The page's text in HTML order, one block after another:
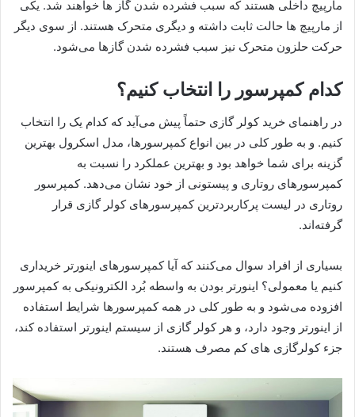
مارپیچ داخلی هستند که سبب فشرده شدن گاز ها خواهند شد. یکی
از مارپیچ ها حالت ثابت داشته و دیگری متحرک هستند. از سوی دیگر
حرکت حلزون متحرک نیز سبب فشرده شدن گازها می‌شود.
کدام کمپرسور را انتخاب کنیم؟
در راهنمای خرید کولر گازی حتماً پیش می‌آید که کدام یک را انتخاب
کنیم. و به طور کلی در بین انواع کمپرسورها، مدل اسکرول بهترین
گزینه برای شما خواهد بود و بهترین عملکرد را نسبت به
کمپرسورهای روتاری و پیستونی از خود نشان می‌دهد. کمپرسور
روتاری در لیست پرکاربردترین کمپرسورهای کولر گازی قرار
گرفته‌اند.
بسیاری از افراد سوال می‌کنند که آیا کمپرسورهای اینورتر خریداری
کنیم یا معمولی؟ اینورتر بودن به واسطه بُرد الکترونیکی به کمپرسور
افزوده می‌شود و به طور کلی در همه کمپرسورها شرایط استفاده
از اینورتر وجود دارد، و هر کولر گازی از سیستم اینورتر استفاده کند،
جزء کولرگازی های کم مصرف هستند.